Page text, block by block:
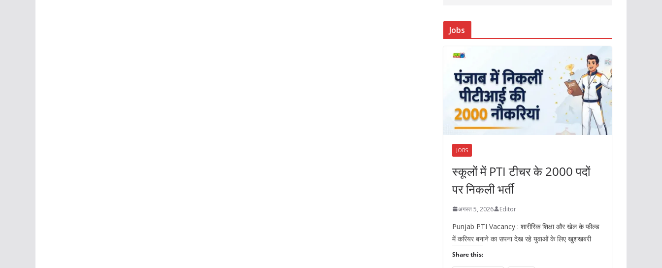
Jobs
JOBS
स्कूलों में PTI टीचर के 2000 पदों
पर निकली भर्ती
अगस्त 5, 2026 Editor
Punjab PTI Vacancy : शारीरिक शिक्षा और खेल के फील्ड
में करियर बनाने का सपना देख रहे युवाओं के लिए खुशखबरी
Share this: